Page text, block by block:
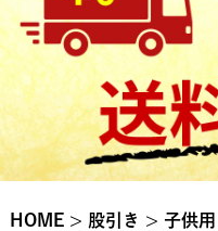
HOME 股引き
子供